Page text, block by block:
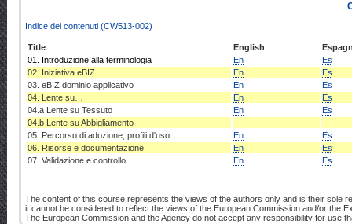
Indice dei contenuti (CW513-002)
Title English
01. Introduzione alla terminologia
En
Es
02. Iniziativa eBIZ
En
Es
03. eBIZ dominio applicativo
En
Es
04. Lente su…
En
Es
04.a Lente su Tessuto
En
Es
04.b Lente su Abbigliamento
05. Percorso di adozione, profili d'uso
En
Es
06. Risorse e documentazione
En
Es
07. Validazione e controllo
En Es
The content of this course represents the views of the authors only and is their sole
it cannot be considered to reflect the views of the European Commission and/or the
The European Commission and the Agency do not accept any responsibility for use